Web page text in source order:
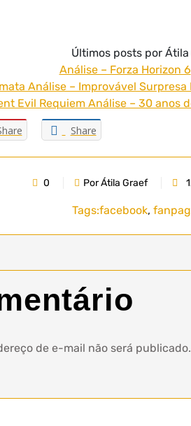
Últimos posts por Átila
Análise – Forza Horizon 6
Análise – Improvável
Evil Requiem Análise – 30 anos
Share
0 Por Átila Graef
Tags:facebook,
de e-mail não será publicado.